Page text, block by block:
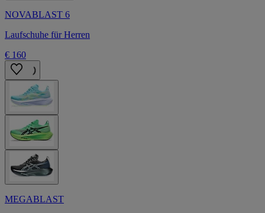
NOVABLAST 6
Laufschuhe für Herren
€ 160
MEGABLAST